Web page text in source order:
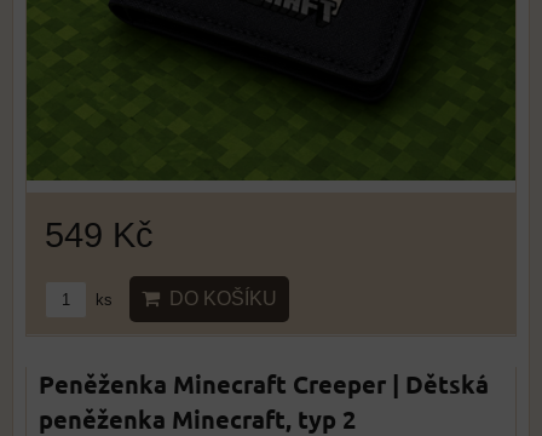
549 Kč
ks DO KOŠÍKU
Peněženka Minecraft Creeper | Dětská
peněženka Minecraft, typ 2